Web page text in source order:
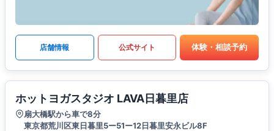
店舗情報 公式サイト 体験・相談予約
ホットヨガスタジオ LAVA日暮里店
扇大橋駅から車で8分
東京都荒川区東日暮里5ー51ー12日暮里安永ビル8F